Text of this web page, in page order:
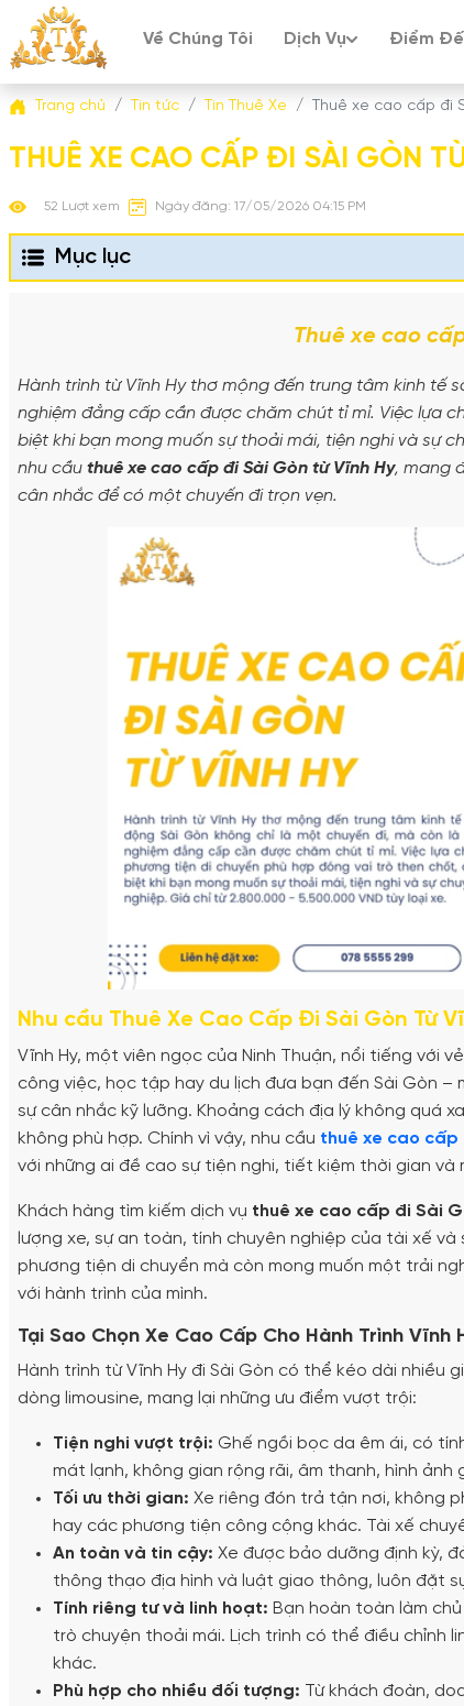
Về Chúng Tôi Dịch Vụ Điểm
Trang chủ Tin tức Tin Thuê Xe Thuê xe cao cấp đi
THUÊ XE CAO CẤP ĐI SÀI GÒN
52 Lượt xem Ngày đăng: 17/05/2026 04:15 PM
Mục lục
Thuê xe cao
Hành trình từ Vĩnh Hy thơ mộng đến trung tâm kinh tế
nghiệm đẳng cấp cần được chăm chút tỉ mỉ. Việc lựa
biệt khi bạn mong muốn sự thoải mái, tiện nghi và sự
nhu cầu thuê xe cao cấp đi Sài Gòn từ Vĩnh Hy, mang
cân nhắc để có một chuyến đi trọn vẹn.
Nhu cầu Thuê Xe Cao Cấp Đi Sài Gòn Từ
Vĩnh Hy, một viên ngọc của Ninh Thuận, nổi tiếng với
công việc, học tập hay du lịch đưa bạn đến Sài Gòn
sự cân nhắc kỹ lưỡng. Khoảng cách địa lý không quá
không phù hợp. Chính vì vậy, nhu cầu thuê xe cao cấp
với những ai đề cao sự tiện nghi, tiết kiệm thời gian
Khách hàng tìm kiếm dịch vụ thuê xe cao cấp đi Sài
lượng xe, sự an toàn, tính chuyên nghiệp của tài xế
phương tiện di chuyển mà còn mong muốn một trải
với hành trình của mình.
Tại Sao Chọn Xe Cao Cấp Cho Hành Trình Vĩnh
Hành trình từ Vĩnh Hy đi Sài Gòn có thể kéo dài
dòng limousine, mang lại những ưu điểm vượt trội:
Tiện nghi vượt trội: Ghế ngồi bọc da êm ái, có
mát lạnh, không gian rộng rãi, âm thanh, hình ảnh
Tối ưu thời gian: Xe riêng đón trả tận nơi, không
hay các phương tiện công cộng khác. Tài xế
An toàn và tin cậy: Xe được bảo dưỡng định kỳ,
thông thạo địa hình và luật giao thông, luôn đặt
Tính riêng tư và linh hoạt: Bạn hoàn toàn làm
trò chuyện thoải mái. Lịch trình có thể điều chỉnh
khác.
Phù hợp cho nhiều đối tượng: Từ khách đoàn,